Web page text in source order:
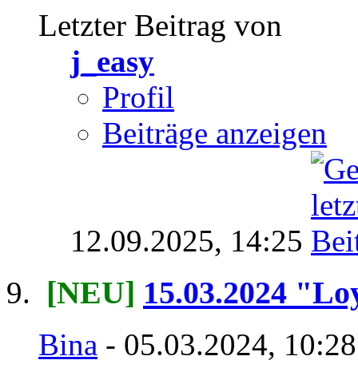
Letzter Beitrag von
j_easy
Profil
Beiträge anzeigen
12.09.2025, 14:25
[NEU] 15.03.2024
Bina - 05.03.2024,